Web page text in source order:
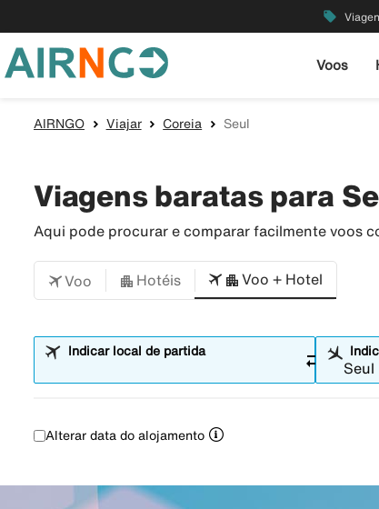
local_offer
Voos
AIRNGO Viajar Coreia Seul
Viagens baratas para
Aqui pode procurar e comparar facilmente voos
Voo Hotéis Voo + Hotel
Indicar local de partida sync_alt
Alterar data do alojamento